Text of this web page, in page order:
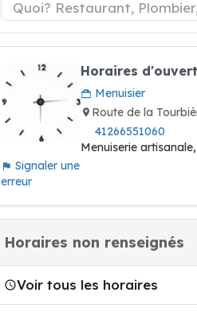
Signaler une
erreur
Horaires
Menuisier
Route de la
41266551060
Menuiserie
Horaires non renseignés
Voir tous les horaires